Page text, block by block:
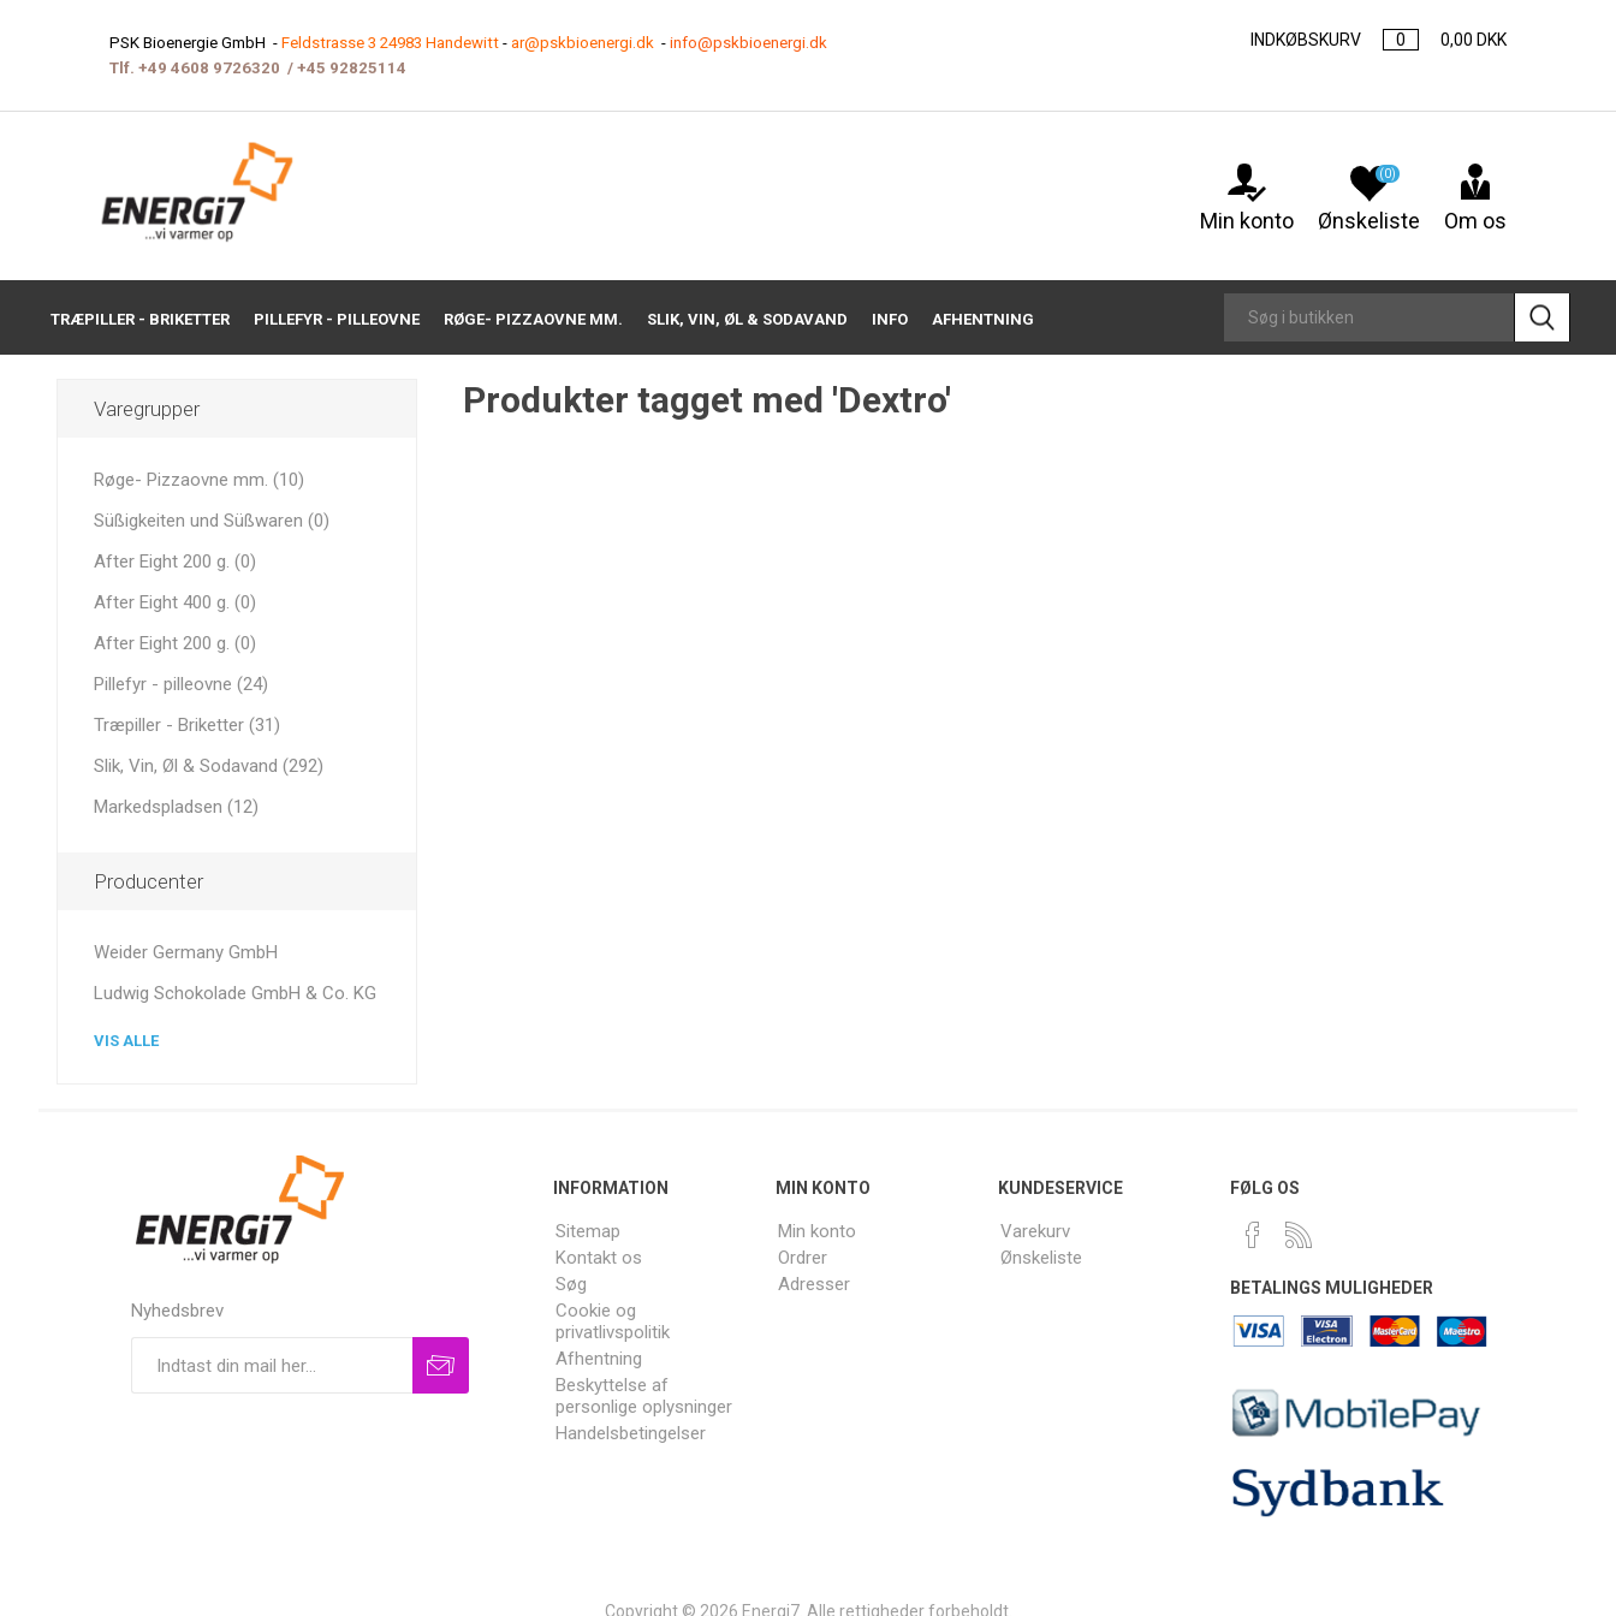
PSK Bioenergie GmbH - Feldstrasse 3 24983 Handewitt- ar@pskbioenergi.dk- info@pskbioenergi.dk
Tlf. +49 4608 9726320 / +45 9282511 4
INDKØBSKURV 0 0,00 DKK
Min konto Ønskeliste
(0)
Om os
TRÆPILLER - BRIKETTER PILLEFYR - PILLEOVNE RØGE- PIZZAOVNE MM. SLIK, VIN, ØL & SODAVAND INFO AFHENTNING
Produkter tagget med 'Dextro'
Varegrupper
Røge- Pizzaovne mm. (10)
Süßigkeiten und Süßwaren (0)
After Eight 200 g. (0)
After Eight 400 g. (0)
After Eight 200 g. (0)
Pillefyr - pilleovne (24)
Træpiller - Briketter (31)
Slik, Vin, Øl & Sodavand (292)
Markedspladsen (12)
Producenter
Weider Germany GmbH
Ludwig Schokolade GmbH & Co. KG
VIS ALLE
Nyhedsbrev
INFORMATION
Sitemap
Kontakt os
Søg
Cookie og
privatlivspolitik
Afhentning
Beskyttelse af
personlige oplysninger
Handelsbetingelser
MIN KONTO
Min konto
Ordrer
Adresser
KUNDESERVICE
Varekurv
Ønskeliste
FØLG OS
BETALINGS MULIGHEDER
Copyright © 2026 Energi7. Alle rettigheder forbeholdt.